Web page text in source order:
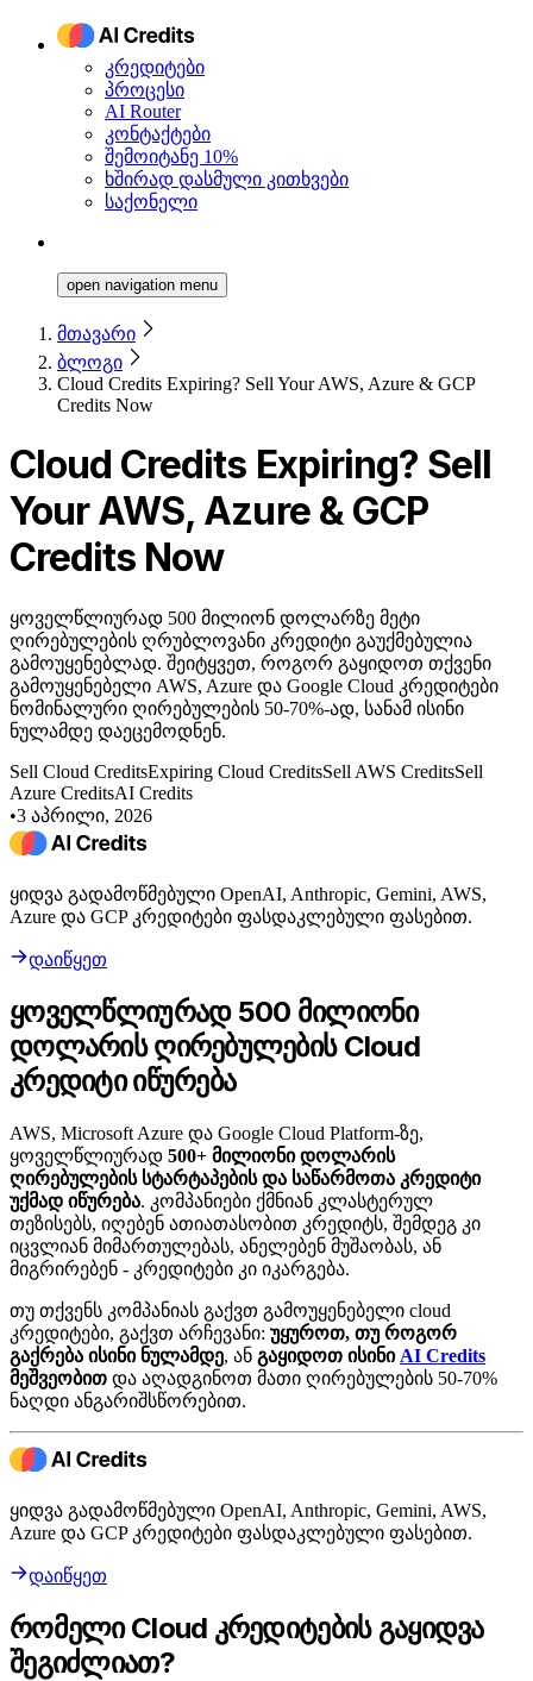
კრედიტები
პროცესი
AI Router
კონტაქტები
შემოიტანე 10%
ხშირად დასმული კითხვები
საქონელი
open navigation menu
მთავარი
ბლოგი
Cloud Credits Expiring? Sell Your AWS, Azure & GCP
Credits Now
Cloud Credits Expiring? Sell
Your AWS, Azure & GCP
Credits Now
ყოველწლიურად 500 მილიონ დოლარზე მეტი
ღირებულების ღრუბლოვანი კრედიტი გაუქმებულია
გამოუყენებლად. შეიტყვეთ, როგორ გაყიდოთ თქვენი
გამოუყენებელი AWS, Azure და Google Cloud კრედიტები
ნომინალური ღირებულების 50-70%-ად, სანამ ისინი
ნულამდე დაეცემოდნენ.
Sell Cloud CreditsExpiring Cloud CreditsSell AWS CreditsSell
Azure CreditsAI Credits
•3 აპრილი, 2026
ყიდვა გადამოწმებული OpenAI, Anthropic, Gemini, AWS,
Azure და GCP კრედიტები ფასდაკლებული ფასებით.
დაიწყეთ
ყოველწლიურად 500 მილიონი
დოლარის ღირებულების Cloud
კრედიტი იწურება
AWS, Microsoft Azure და Google Cloud Platform-ზე,
ყოველწლიურად 500+ მილიონი დოლარის
ღირებულების სტარტაპების და საწარმოთა კრედიტი
უქმად იწურება. კომპანიები ქმნიან კლასტერულ
თეზისებს, იღებენ ათიათასობით კრედიტს, შემდეგ კი
იცვლიან მიმართულებას, ანელებენ მუშაობას, ან
მიგრირებენ - კრედიტები კი იკარგება.
თუ თქვენს კომპანიას გაქვთ გამოუყენებელი cloud
კრედიტები, გაქვთ არჩევანი: უყუროთ, თუ როგორ
გაქრება ისინი ნულამდე, ან გაყიდოთ ისინი AI Credits
მეშვეობით და აღადგინოთ მათი ღირებულების 50-70%
ნაღდი ანგარიშსწორებით.
ყიდვა გადამოწმებული OpenAI, Anthropic, Gemini, AWS,
Azure და GCP კრედიტები ფასდაკლებული ფასებით.
დაიწყეთ
რომელი Cloud კრედიტების გაყიდვა
შეგიძლიათ?